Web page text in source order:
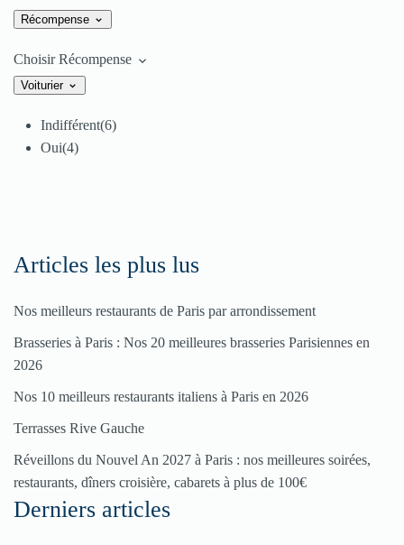
Récompense
Choisir Récompense
Voiturier
Indifférent(6)
Oui(4)
Articles les plus lus
Nos meilleurs restaurants de Paris par arrondissement
Brasseries à Paris : Nos 20 meilleures brasseries Parisiennes en
2026
Nos 10 meilleurs restaurants italiens à Paris en 2026
Terrasses Rive Gauche
Réveillons du Nouvel An 2027 à Paris : nos meilleures soirées,
restaurants, dîners croisière, cabarets à plus de 100€
Derniers articles